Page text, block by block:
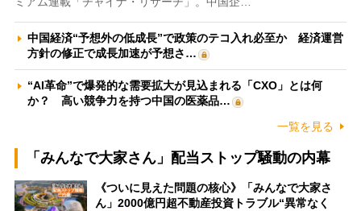
中国経済“予想外の低成長”で政策のテコ入れ必至か 経済運営
方針の修正で成長加速が予想さ…
“AI革命”で爆発的な需要拡大が見込まれる「CXO」とは何
か？ 高い競争力を持つ中国の医薬品…
一覧を見る
「みんなで大家さん」配当ストップ騒動の内幕
《ついに見えた問題の核心》「みんなで大家さ
ん」2000億円超不動産投資トラブル“異常なく